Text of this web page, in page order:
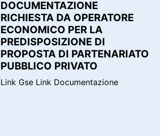
DOCUMENTAZIONE
RICHIESTA DA OPERATORE
ECONOMICO PER LA
PREDISPOSIZIONE DI
PROPOSTA DI PARTENARIATO
PUBBLICO PRIVATO
Link Gse Link Documentazione